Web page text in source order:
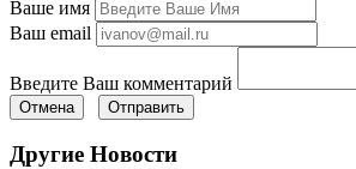
Ваше имя
Ваш email
Введите Ваш комментарий
Отмена Отправить
Другие Новости